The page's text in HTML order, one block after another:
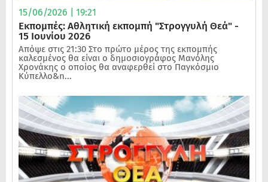
15/06/2026 | 19:21
Εκπομπές: Αθλητική εκπομπή "Στρογγυλή Θεά" -
15 Ιουνίου 2026
Απόψε στις 21:30 Στο πρώτο μέρος της εκπομπής
καλεσμένος θα είναι ο δημοσιογράφος Μανόλης
Χρονάκης ο οποίος θα αναφερθεί στο Παγκόσμιο
Κύπελλο&n...